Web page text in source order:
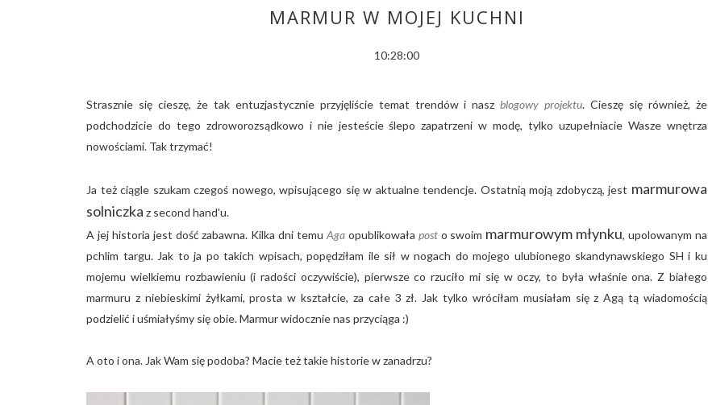
MARMUR W MOJEJ KUCHNI
10:28:00
Strasznie się cieszę, że tak entuzjastycznie przyjęliście temat trendów i naszblogowy projektu. Cieszę się również, że
podchodzicie do tego zdroworozsądkowo i nie jesteście ślepo zapatrzeni w modę, tylko uzupełniacie Wasze wnętrza
nowościami. Tak trzymać!
Ja też ciągle szukam czegoś nowego, wpisującego się w aktualne tendencje. Ostatnią moją zdobyczą, jest marmurowa
solniczka z second hand'u.
A jej historia jest dość zabawna. Kilka dni temu Agaopublikowała posto swoim marmurowym młynku, upolowanym na
pchlim targu. Jak to ja po takich wpisach, popędziłam ile sił w nogach do mojego ulubionego skandynawskiego SH i ku
mojemu wielkiemu rozbawieniu (i radości oczywiście), pierwsze co rzuciło mi się w oczy, to była właśnie ona. Z białego
marmuru z niebieskimi żyłkami, prosta w kształcie, za całe 3 zł. Jak tylko wróciłam musiałam się z Agą tą wiadomością
podzielić i uśmiałyśmy się obie. Marmur widocznie nas przyciąga :)
A oto i ona. Jak Wam się podoba? Macie też takie historie w zanadrzu?